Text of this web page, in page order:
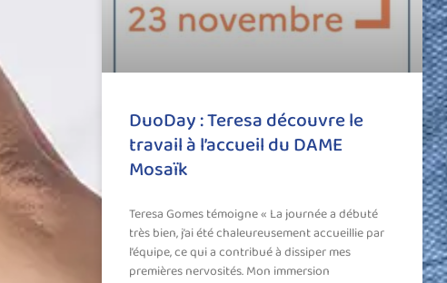
DuoDay : Teresa découvre le
travail à l’accueil du DAME
Mosaïk
Teresa Gomes témoigne « La journée a débuté
très bien, j’ai été chaleureusement accueillie par
l’équipe, ce qui a contribué à dissiper mes
premières nervosités. Mon immersion